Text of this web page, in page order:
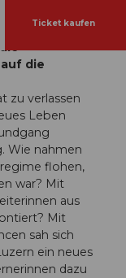
Ticket kaufen
die
zu verlassen
Leben
Wie nahmen
flohen,
war? Mit
aus
Mit
sah sich
ein neues
dazu